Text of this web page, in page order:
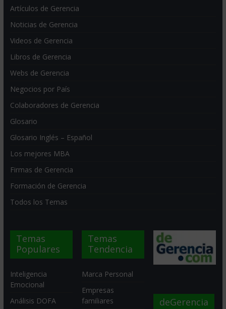
Artículos de Gerencia
Noticias de Gerencia
Videos de Gerencia
Libros de Gerencia
Webs de Gerencia
Negocios por País
Colaboradores de Gerencia
Glosario
Glosario Inglés – Español
Los mejores MBA
Firmas de Gerencia
Formación de Gerencia
Todos los Temas
Temas
Populares
Inteligencia
Emocional
Análisis DOFA
Temas
Tendencia
Marca Personal
Empresas
familiares
deGerencia